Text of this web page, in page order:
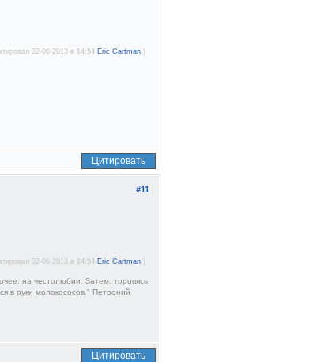
02-06-2013 в 14:54 Eric Cartman.)
Цитировать
#11
02-06-2013 в 14:54 Eric Cartman.)
на честолюбии. Затем, торопясь
в руки молокососов." Петроний
Цитировать